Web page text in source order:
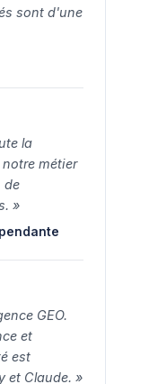
sont d'une
la
métier
de
»
GEO.
et
est
et Claude. »